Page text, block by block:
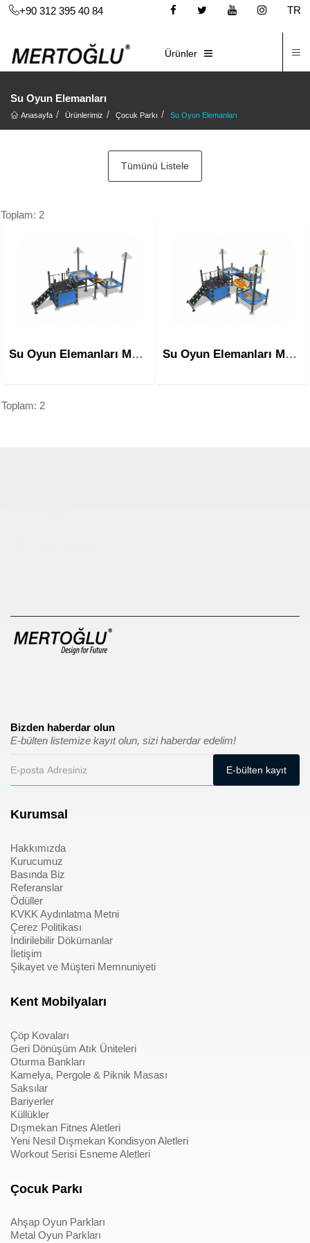
+90 312 395 40 84
TR
Ürünler
Su Oyun Elemanları
Anasayfa Ürünlerimiz Çocuk Parkı Su Oyun Elemanları
Tümünü Listele
Toplam: 2
Su Oyun Elemanları Mso-1001 Su Oyun Elemanları Mso-1002
Toplam: 2
Bizden haberdar olun
E-bülten listemize kayıt olun, sizi haberdar edelim!
Kurumsal
Hakkımızda
Kurucumuz
Basında Biz
Referanslar
Ödüller
KVKK Aydınlatma Metni
Çerez Politikası
İndirilebilir Dökümanlar
İletişim
Şikayet ve Müşteri Memnuniyeti
Kent Mobilyaları
Çöp Kovaları
Geri Dönüşüm Atık Üniteleri
Oturma Bankları
Kamelya, Pergole & Piknik Masası
Saksılar
Bariyerler
Küllükler
Dışmekan Fitnes Aletleri
Yeni Nesil Dışmekan Kondisyon Aletleri
Workout Serisi Esneme Aletleri
Çocuk Parkı
Ahşap Oyun Parkları
Metal Oyun Parkları